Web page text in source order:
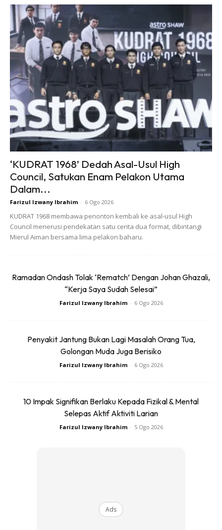
“Ini pengalaman yang sangat baru dan menyeronokkan
untuk saya. Sebelum ini saya hanya datang untuk
menyokong Saddiq dari tepi sahaja, tetapi kali ini saya
sendiri dapat menyertainya,” katanya.
Tambah Bella lagi, selepas merasai sendiri cabaran acara
tersebut, dia kini lebih menghargai disiplin, usaha dan
semangat yang diperlukan untuk menyertai sukan
multisport.
melaluinya bersama keluarga dan rakan-rakan sambil
melihat Ayden dan Ara turut menikmati pengalaman ini,”
Syed Saddiq Terus Cabar Diri
‘KUDRAT 1968’ Dedah Asal-Usul High
Council, Satukan Enam Pelakon Utama
Dalam...
Farizul Izwany Ibrahim - 6 Ogo 2026
KUDRAT 1968 membawa penonton kembali ke asal-usul High
Council menerusi pendekatan satu cerita dua format, dibintangi
Mierul Aiman bersama lima pelakon baharu.
Ramadan Ondash Tolak ‘Rematch’ Dengan Johan Ghazali,
“Kerja Saya Sudah Selesai”
Farizul Izwany Ibrahim - 6 Ogo 2026
Penyakit Jantung Bukan Lagi Masalah Orang Tua,
Golongan Muda Juga Berisiko
Farizul Izwany Ibrahim - 6 Ogo 2026
10 Impak Signifikan Berlaku Kepada Fizikal & Mental
Selepas Aktif Aktiviti Larian
Farizul Izwany Ibrahim - 5 Ogo 2026
Ads